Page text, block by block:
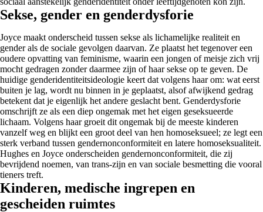
Sekse, gender en genderdysforie
Joyce maakt onderscheid tussen sekse als lichamelijke realiteit en
gender als de sociale gevolgen daarvan. Ze plaatst het tegenover een
oudere opvatting van feminisme, waarin een jongen of meisje zich vrij
mocht gedragen zonder daarmee zijn of haar sekse op te geven. De
huidige genderidentiteitsideologie keert dat volgens haar om: wat eerst
buiten je lag, wordt nu binnen in je geplaatst, alsof afwijkend gedrag
betekent dat je eigenlijk het andere geslacht bent. Genderdysforie
omschrijft ze als een diep ongemak met het eigen geseksueerde
lichaam. Volgens haar groeit dit ongemak bij de meeste kinderen
vanzelf weg en blijkt een groot deel van hen homoseksueel; ze legt een
sterk verband tussen gendernonconformiteit en latere homoseksualiteit.
Hughes en Joyce onderscheiden gendernonconformiteit, die zij
bevrijdend noemen, van trans-zijn en van sociale besmetting die vooral
tieners treft.
Kinderen, medische ingrepen en
gescheiden ruimtes